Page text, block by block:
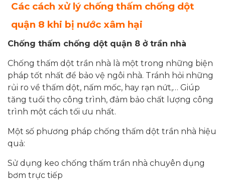
Các cách xử lý chống thấm chống dột
quận 8 khi bị nước xâm hại
Chống thấm chống dột quận 8 ở trần nhà
Chống thấm dột trần nhà là một trong những biện
pháp tốt nhất để bảo vệ ngôi nhà. Tránh hỏi những
rủi ro về thấm dột, nấm mốc, hay rạn nứt,… Giúp
tăng tuổi thọ công trình, đảm bảo chất lượng công
trình một cách tối ưu nhất.
Một số phương pháp chống thấm dột trần nhà hiệu
quả:
Sử dụng keo chống thấm trần nhà chuyên dụng
bơm trực tiếp